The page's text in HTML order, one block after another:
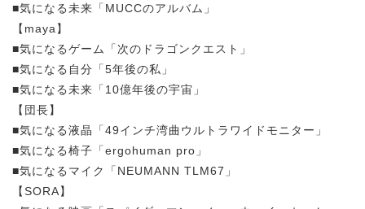
■気になる未来「MUCCのアルバム」
【maya】
■気になるゲーム「次のドラゴンクエスト」
■気になる自分「5年後の私」
■気になる未来「10億年後の宇宙」
【団長】
■気になる液晶「49インチ湾曲ウルトラワイドモニター」
■気になる椅子「ergohuman pro」
■気になるマイク「NEUMANN TLM67」
【SORA】